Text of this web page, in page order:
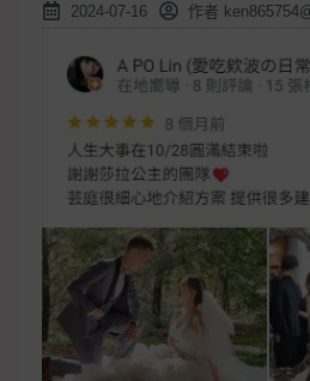
2024-07-16 作者